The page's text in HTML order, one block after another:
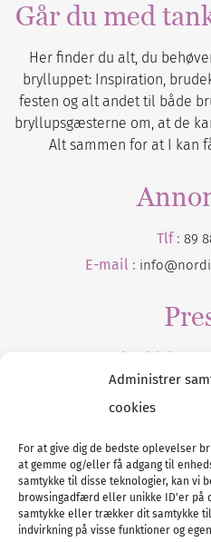
Administrer
cookies
For at give dig de bedste oplevelser
at gemme og/eller få adgang til
samtykke til disse teknologier, kan vi
browsingadfærd eller unikke ID'er på
samtykke eller trækker dit samtykke
indvirkning på visse funktioner og
Går du med
Her finder du alt, du
brylluppet: Inspiration,
festen og alt andet til både
bryllupsgæsterne om, at de
Alt sammen for at I kan
Tlf : 89
E-mail :
Tilmeld dig
Tel :89
E-post:
Nordic